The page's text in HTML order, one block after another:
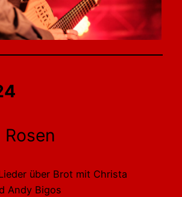
über Brot mit Christa
Andy Bigos